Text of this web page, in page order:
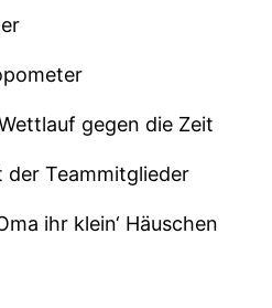
gegen die Zeit
der Teammitglieder
ihr klein‘ Häuschen